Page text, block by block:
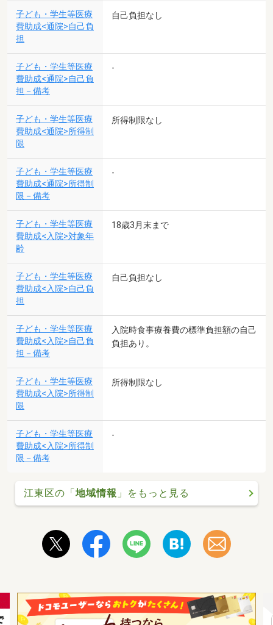
子ども・学生等医療
費助成<通院>自己負
担
自己負担なし
子ども・学生等医療
費助成<通院>自己負
担－備考
-
子ども・学生等医療
費助成<通院>所得制
限
所得制限なし
子ども・学生等医療
費助成<通院>所得制
限－備考
-
子ども・学生等医療
費助成<入院>対象年
齢
18歳3月末まで
子ども・学生等医療
費助成<入院>自己負
担
自己負担なし
子ども・学生等医療
費助成<入院>自己負
担－備考
入院時食事療養費の標準負担額の自己
負担あり。
子ども・学生等医療
費助成<入院>所得制
限
所得制限なし
子ども・学生等医療
費助成<入院>所得制
限－備考
-
江東区の「地域情報 」をもっと見る